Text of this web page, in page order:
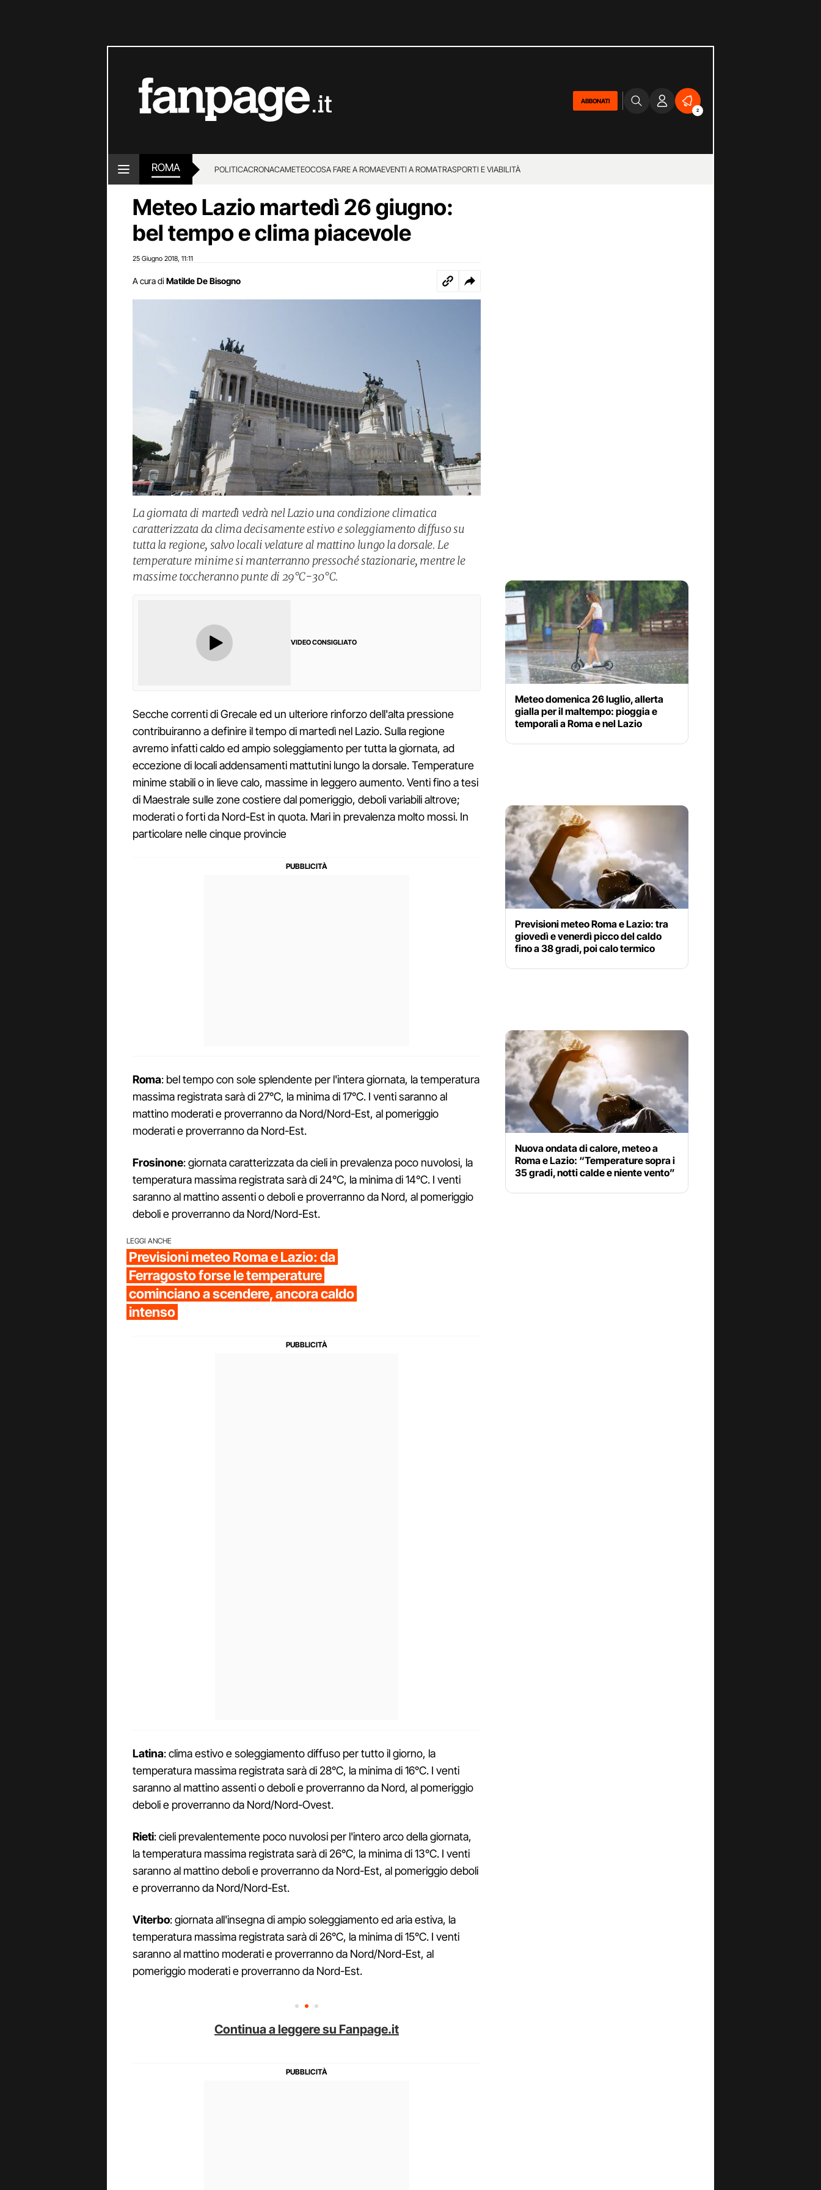
ABBONATI
2
ROMA POLITICACRONACAMETEOCOSA FARE A ROMAEVENTI A ROMATRASPORTI E VIABILITÀ
Meteo Lazio martedì 26 giugno:
bel tempo e clima piacevole
25 Giugno 2018 11:11
A cura di Matilde De Bisogno
La giornata di martedì vedrà nel Lazio una condizione climatica
caratterizzata da clima decisamente estivo e soleggiamento diffuso su
tutta la regione, salvo locali velature al mattino lungo la dorsale. Le
temperature minime si manterranno pressoché stazionarie, mentre le
massime toccheranno punte di 29°C-30°C.
VIDEO CONSIGLIATO
Secche correnti di Grecale ed un ulteriore rinforzo dell'alta pressione
contribuiranno a definire il tempo di martedì nel Lazio. Sulla regione
avremo infatti caldo ed ampio soleggiamento per tutta la giornata, ad
eccezione di locali addensamenti mattutini lungo la dorsale. Temperature
minime stabili o in lieve calo, massime in leggero aumento. Venti fino a tesi
di Maestrale sulle zone costiere dal pomeriggio, deboli variabili altrove;
moderati o forti da Nord-Est in quota. Mari in prevalenza molto mossi. In
particolare nelle cinque provincie
Roma: bel tempo con sole splendente per l'intera giornata, la temperatura
massima registrata sarà di 27°C, la minima di 17°C. I venti saranno al
mattino moderati e proverranno da Nord/Nord-Est, al pomeriggio
moderati e proverranno da Nord-Est.
Frosinone: giornata caratterizzata da cieli in prevalenza poco nuvolosi, la
temperatura massima registrata sarà di 24°C, la minima di 14°C. I venti
saranno al mattino assenti o deboli e proverranno da Nord, al pomeriggio
deboli e proverranno da Nord/Nord-Est.
LEGGI ANCHE
Previsioni meteo Roma e Lazio: da
Ferragosto forse le temperature
cominciano a scendere, ancora caldo
intenso
Latina: clima estivo e soleggiamento diffuso per tutto il giorno, la
temperatura massima registrata sarà di 28°C, la minima di 16°C. I venti
saranno al mattino assenti o deboli e proverranno da Nord, al pomeriggio
deboli e proverranno da Nord/Nord-Ovest.
Rieti: cieli prevalentemente poco nuvolosi per l'intero arco della giornata,
la temperatura massima registrata sarà di 26°C, la minima di 13°C. I venti
saranno al mattino deboli e proverranno da Nord-Est, al pomeriggio deboli
e proverranno da Nord/Nord-Est.
Viterbo: giornata all'insegna di ampio soleggiamento ed aria estiva, la
temperatura massima registrata sarà di 26°C, la minima di 15°C. I venti
saranno al mattino moderati e proverranno da Nord/Nord-Est, al
pomeriggio moderati e proverranno da Nord-Est.
Continua a leggere su Fanpage.it
Meteo domenica 26 luglio, allerta
gialla per il maltempo: pioggia e
temporali a Roma e nel Lazio
Previsioni meteo Roma e Lazio: tra
giovedì e venerdì picco del caldo
fino a 38 gradi, poi calo termico
Nuova ondata di calore, meteo a
Roma e Lazio: “Temperature sopra i
35 gradi, notti calde e niente vento”